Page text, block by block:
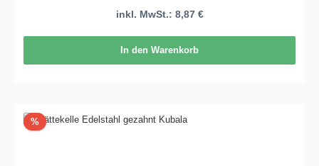
inkl. MwSt.: 8,87 €
In den Warenkorb
%Rabatt